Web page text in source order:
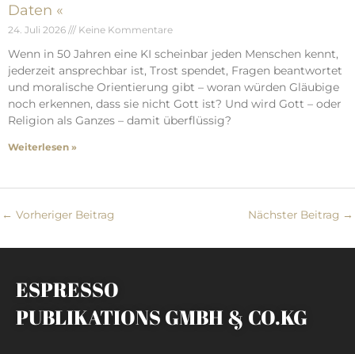
Daten «
24. Juli 2026 Keine Kommentare
Wenn in 50 Jahren eine KI scheinbar jeden Menschen kennt,
jederzeit ansprechbar ist, Trost spendet, Fragen beantwortet
und moralische Orientierung gibt – woran würden Gläubige
noch erkennen, dass sie nicht Gott ist? Und wird Gott – oder
Religion als Ganzes – damit überflüssig?
Weiterlesen »
← Vorheriger Beitrag Nächster Beitrag →
ESPRESSO
PUBLIKATIONS GMBH & CO.KG